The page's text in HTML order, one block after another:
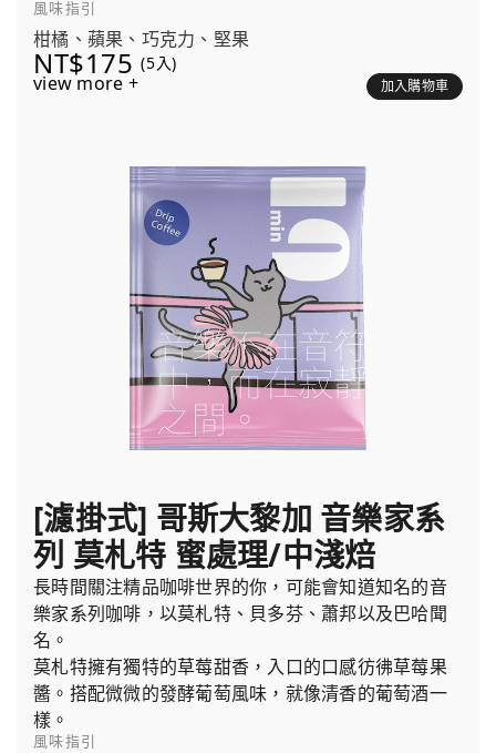
風味指引
柑橘、蘋果、巧克力、堅果
NT$175 (5入)
view more + 加入購物車
[濾掛式] 哥斯大黎加 音樂家系
列 莫札特 蜜處理/中淺焙
長時間關注精品咖啡世界的你，可能會知道知名的音
樂家系列咖啡，以莫札特、貝多芬、蕭邦以及巴哈聞
名。
莫札特擁有獨特的草莓甜香，入口的口感彷彿草莓果
醬。搭配微微的發酵葡萄風味，就像清香的葡萄酒一
樣。
風味指引